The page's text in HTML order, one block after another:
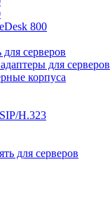
800
серверов
для серверов
корпуса
H.323
для серверов